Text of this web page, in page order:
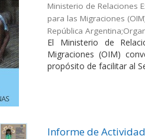
Ministerio de Relaciones
para las Migraciones
República
El Ministerio de
Migraciones (OIM)
propósito de facilitar al
Informe de